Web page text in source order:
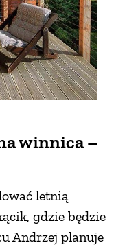
winnica –
letnią
gdzie będzie
Andrzej planuje